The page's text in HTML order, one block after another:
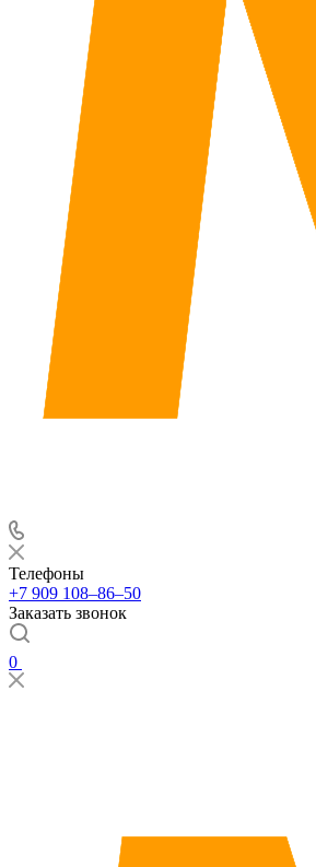
Телефоны
+7 909 108‒86‒50
Заказать звонок
0